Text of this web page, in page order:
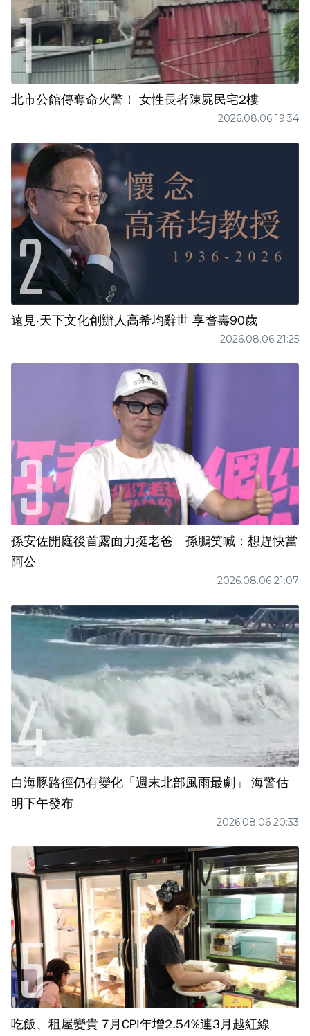
北市公館傳奪命火警！ 女性長者陳屍民宅2樓
2026.08.06 19:34
遠見‧天下文化創辦人高希均辭世 享耆壽90歲
2026.08.06 21:25
孫安佐開庭後首露面力挺老爸 孫鵬笑喊：想趕快當
阿公
2026.08.06 21:07
白海豚路徑仍有變化「週末北部風雨最劇」 海警估
明下午發布
2026.08.06 20:33
吃飯、租屋變貴 7月CPI年增2.54%連3月越紅線